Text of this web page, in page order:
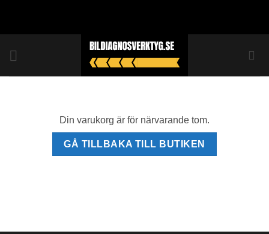
content
Din varukorg är för närvarande tom.
GÅ TILLBAKA TILL BUTIKEN